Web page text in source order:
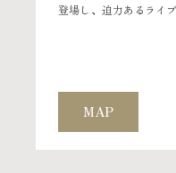
登場し、迫力あるライ
MAP